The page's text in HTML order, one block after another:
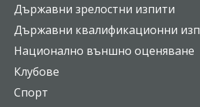
Държавни зрелостни изпити
Държавни квалификационни
Национално външно оценяване
Клубове
Спорт